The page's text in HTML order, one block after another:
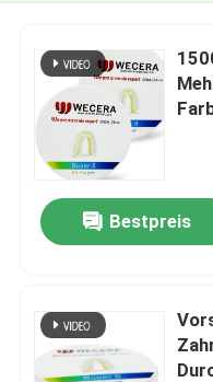
Bestpreis